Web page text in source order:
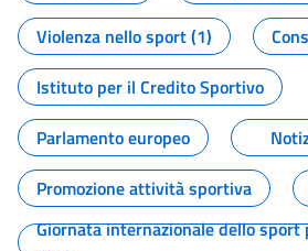
Violenza nello sport (1)
Istituto per il Credito Sportivo
Parlamento europeo
Promozione attività sportiva
Giornata internazionale dello sport